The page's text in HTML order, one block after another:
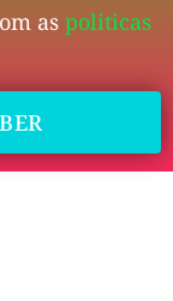
aspoliticas